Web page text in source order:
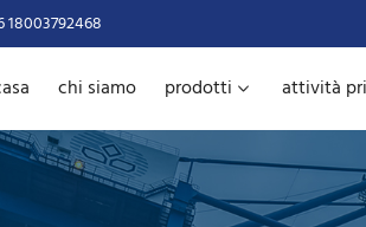
18003792468
chi siamo prodotti attività